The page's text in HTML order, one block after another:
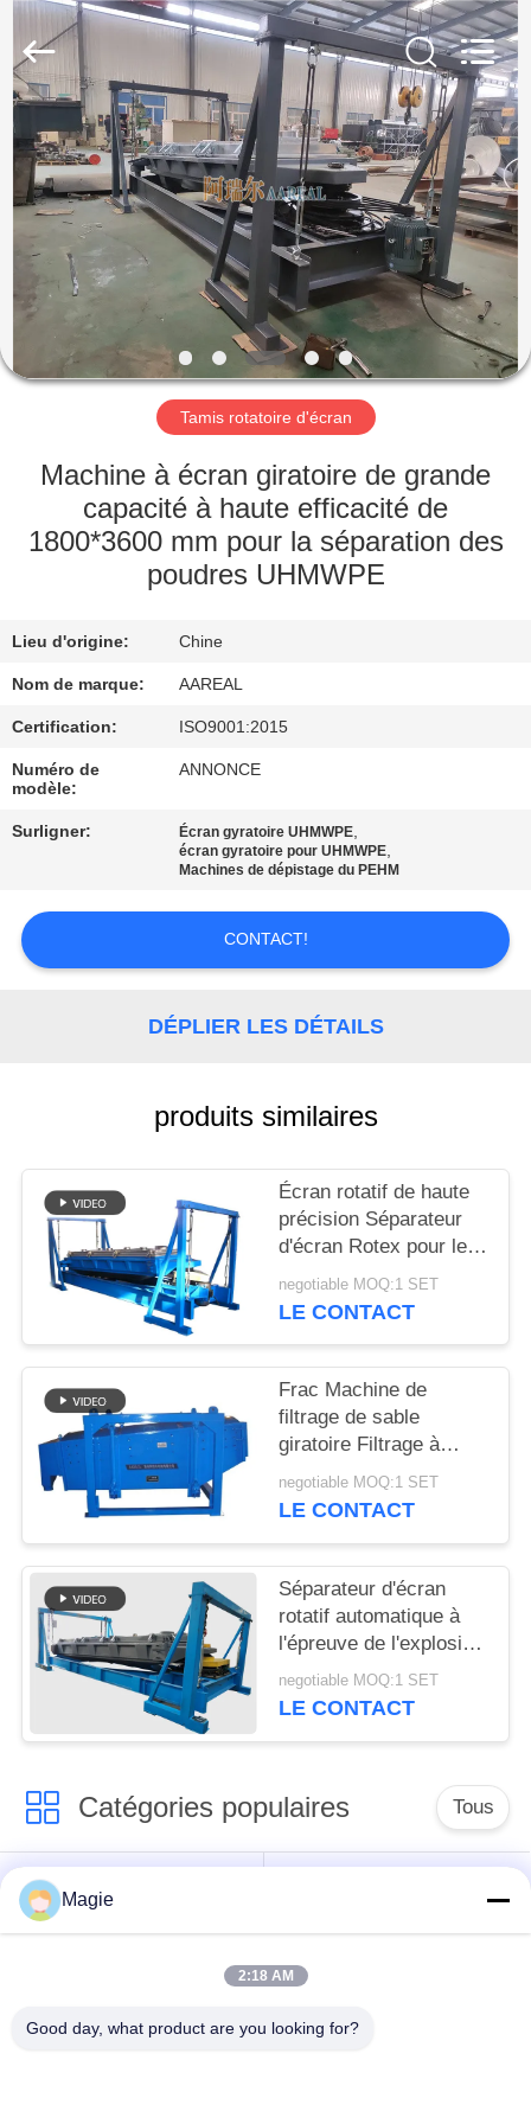
À
LA
MAISON
PRODUITS
À
PROPOS
NOUS
VISITE
CONTRÔLE
DE
LA
CONTACTER
UN DEVIS
SITE
PRIVACY
POLICY
2026
Machine
Co.,Ltd.
Rights
Reserved.
Tamis rotatoire d'écran
Machine à écran giratoire de grande
capacité à haute efficacité de
1800*3600 mm pour la séparation des
poudres UHMWPE
Lieu d'origine: Chine
Nom de marque: AAREAL
Certification: ISO9001:2015
Numéro de
modèle:
ANNONCE
Surligner: Écran gyratoire UHMWPE,
écran gyratoire pour UHMWPE,
Machines de dépistage du PEHM
CONTACT!
DÉPLIER LES DÉTAILS
produits similaires
Écran rotatif de haute
précision Séparateur
d'écran Rotex pour le
dépistage du sable de
silice
negotiable MOQ:1 SET
LE CONTACT
Frac Machine de
filtrage de sable
giratoire Filtrage à
grande capacité de
filtrage
negotiable MOQ:1 SET
LE CONTACT
Séparateur d'écran
rotatif automatique à
l'épreuve de l'explosion
pour la poudre
métallique de silicium
negotiable MOQ:1 SET
LE CONTACT
Catégories populaires Tous
Vibro machine à
écran
Culbuteur Screening
Magie
2:18 AM
Good day, what product are you looking for?